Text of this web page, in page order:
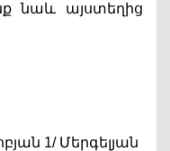
նաև այստեղից
1/ Մերգելյան